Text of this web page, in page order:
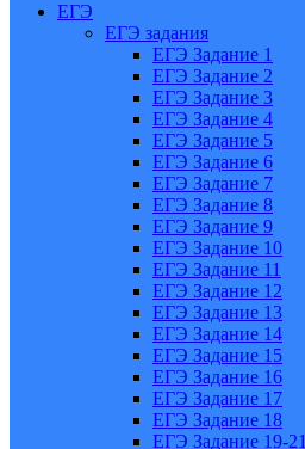
ЕГЭ
ЕГЭ задания
ЕГЭ Задание 1
ЕГЭ Задание 2
ЕГЭ Задание 3
ЕГЭ Задание 4
ЕГЭ Задание 5
ЕГЭ Задание 6
ЕГЭ Задание 7
ЕГЭ Задание 8
ЕГЭ Задание 9
ЕГЭ Задание 10
ЕГЭ Задание 11
ЕГЭ Задание 12
ЕГЭ Задание 13
ЕГЭ Задание 14
ЕГЭ Задание 15
ЕГЭ Задание 16
ЕГЭ Задание 17
ЕГЭ Задание 18
ЕГЭ Задание 19-21